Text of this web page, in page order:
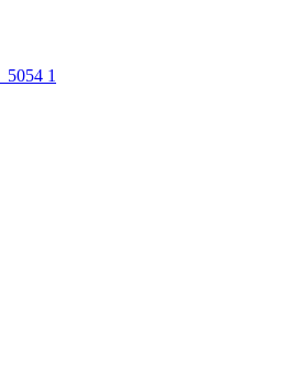
5054 1